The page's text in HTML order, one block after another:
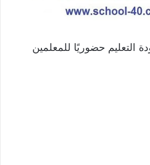
التعليم حضوريًا للمعلمين